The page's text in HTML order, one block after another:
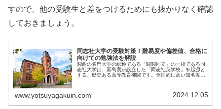
すので、他の受験生と差をつけるためにも抜かりなく確認
しておきましょう。
同志社大学の受験対策！難易度や偏差値、合格に
向けての勉強法を解説
関西の名門大学の総称である「関関同立」の一校である同
志社大学は、新島襄が設立した「同志社英学校」を起源と
する、歴史ある高等教育機関です。全国的に高い知名度を
www.yotsuyagakuin.com 2024.12.05